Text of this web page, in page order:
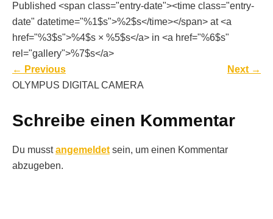
Published <span class="entry-date"><time class="entry-
date" datetime="%1$s">%2$s</time></span> at <a
href="%3$s">%4$s × %5$s</a> in <a href="%6$s"
rel="gallery">%7$s</a>
← Previous Next →
OLYMPUS DIGITAL CAMERA
Schreibe einen Kommentar
Du musstangemeldet sein, um einen Kommentar
abzugeben.